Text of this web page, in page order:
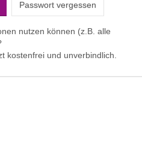
Passwort vergessen
nutzen können (z.B. alle
kostenfrei und unverbindlich.